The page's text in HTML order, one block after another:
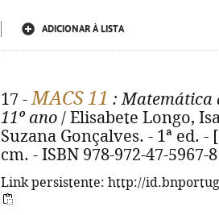
ADICIONAR À LISTA
17 -MACS 11 : Matemática
11º ano / Elisabete Longo,
Suzana Gonçalves. - 1ª ed.
cm. - ISBN 978-972-47-5967-8
Link persistente: http://